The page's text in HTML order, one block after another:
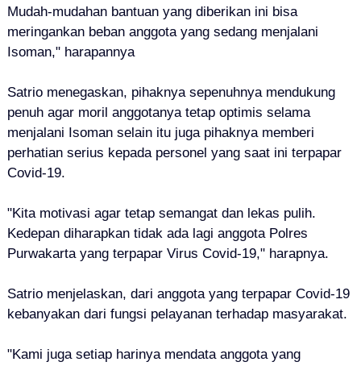
Mudah-mudahan bantuan yang diberikan ini bisa
meringankan beban anggota yang sedang menjalani
Isoman," harapannya
Satrio menegaskan, pihaknya sepenuhnya mendukung
penuh agar moril anggotanya tetap optimis selama
menjalani Isoman selain itu juga pihaknya memberi
perhatian serius kepada personel yang saat ini terpapar
Covid-19.
"Kita motivasi agar tetap semangat dan lekas pulih.
Kedepan diharapkan tidak ada lagi anggota Polres
Purwakarta yang terpapar Virus Covid-19," harapnya.
Satrio menjelaskan, dari anggota yang terpapar Covid-19
kebanyakan dari fungsi pelayanan terhadap masyarakat.
"Kami juga setiap harinya mendata anggota yang